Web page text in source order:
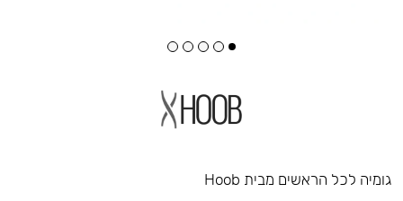
גומיה לכל הראשים מבית Hoob